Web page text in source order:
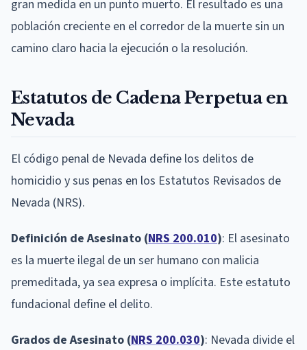
gran medida en un punto muerto. El resultado es una
población creciente en el corredor de la muerte sin un
camino claro hacia la ejecución o la resolución.
Estatutos de Cadena Perpetua en
Nevada
El código penal de Nevada define los delitos de
homicidio y sus penas en los Estatutos Revisados de
Nevada (NRS).
Definición de Asesinato (NRS 200.010): El asesinato
es la muerte ilegal de un ser humano con malicia
premeditada, ya sea expresa o implícita. Este estatuto
fundacional define el delito.
Grados de Asesinato (NRS 200.030): Nevada divide el